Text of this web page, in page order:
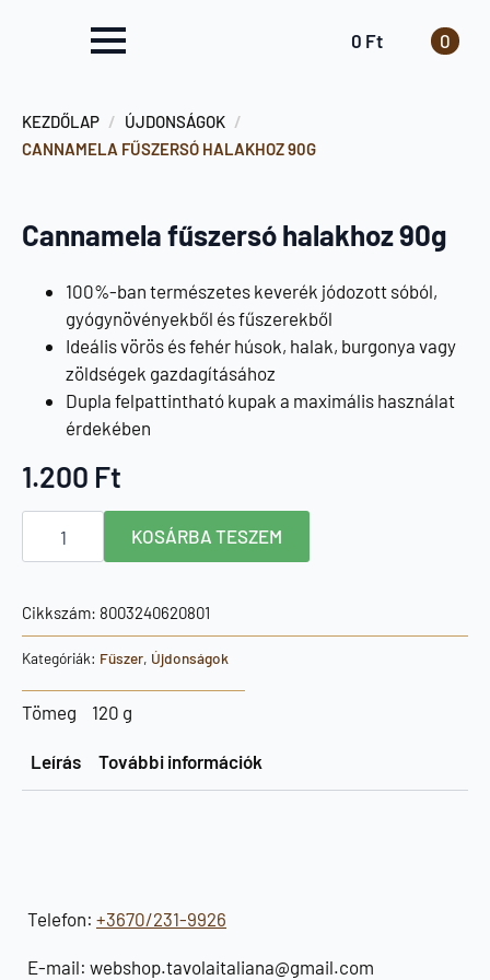
0 Ft 0
KEZDŐLAP
ÚJDONSÁGOK
CANNAMELA FŰSZERSÓ HALAKHOZ 90G
Cannamela fűszersó halakhoz 90g
100%-ban természetes keverék jódozott sóból,
gyógynövényekből és fűszerekből
Ideális vörös és fehér húsok, halak, burgonya vagy
zöldségek gazdagításához
Dupla felpattintható kupak a maximális használat
érdekében
1.200 Ft
Cannamela
fűszersó
halakhoz
KOSÁRBA TESZEM
Cikkszám: 8003240620801
Kategóriák: Fűszer, Újdonságok
Tömeg 120 g
Leírás További információk
Telefon: +3670/231-9926
E-mail: webshop.tavolaitaliana@gmail.com